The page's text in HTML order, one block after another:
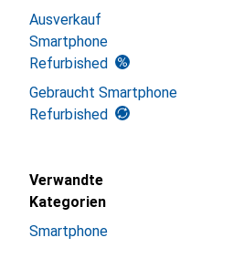
Ausverkauf
Smartphone
Refurbished
Gebraucht Smartphone
Refurbished
Verwandte
Kategorien
Smartphone